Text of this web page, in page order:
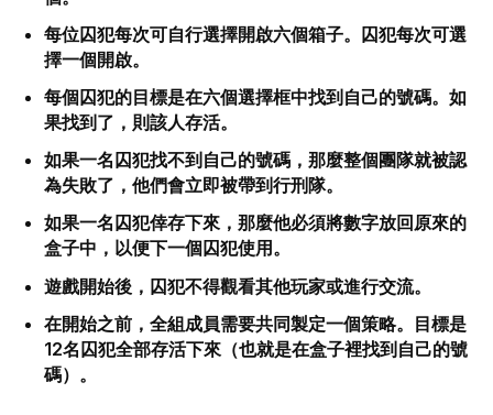
每位囚犯每次可自行選擇開啟六個箱子。囚犯每次可選
擇一個開啟。
每個囚犯的目標是在六個選擇框中找到自己的號碼。如
果找到了，則該人存活。
如果一名囚犯找不到自己的號碼，那麼整個團隊就被認
為失敗了，他們會立即被帶到行刑隊。
如果一名囚犯倖存下來，那麼他必須將數字放回原來的
盒子中，以便下一個囚犯使用。
遊戲開始後，囚犯不得觀看其他玩家或進行交流。
在開始之前，全組成員需要共同製定一個策略。目標是
12名囚犯全部存活下來（也就是在盒子裡找到自己的號
碼）。